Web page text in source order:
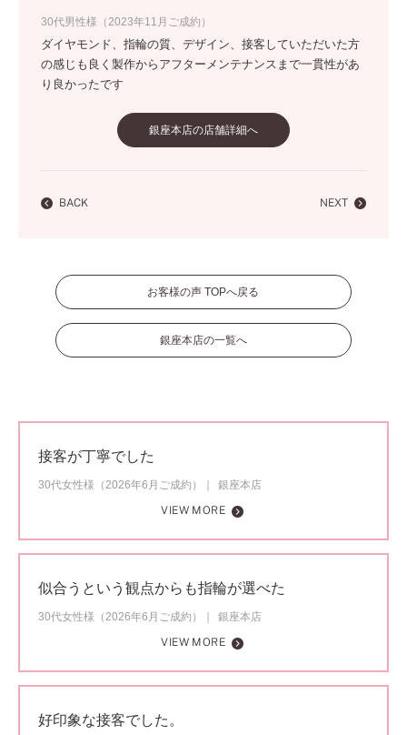
30代男性様（2023年11月ご成約）
ダイヤモンド、指輪の質、デザイン、接客していただいた方
の感じも良く製作からアフターメンテナンスまで一貫性があ
り良かったです
銀座本店の店舗詳細へ
BACK NEXT
お客様の声 TOPへ戻る
銀座本店の一覧へ
接客が丁寧でした
30代女性様（2026年6月ご成約）
銀座本店
VIEW MORE
似合うという観点からも指輪が選べた
30代女性様（2026年6月ご成約）
銀座本店
VIEW MORE
好印象な接客でした。